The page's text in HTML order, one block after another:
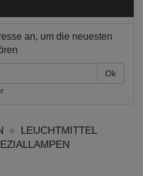
an, um die neuesten
LEUCHTMITTEL